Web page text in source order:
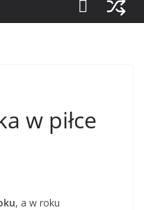
w piłce
, a w roku